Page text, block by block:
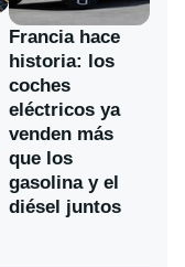
Francia hace
historia: los
coches
eléctricos ya
venden más
que los
gasolina y el
diésel juntos